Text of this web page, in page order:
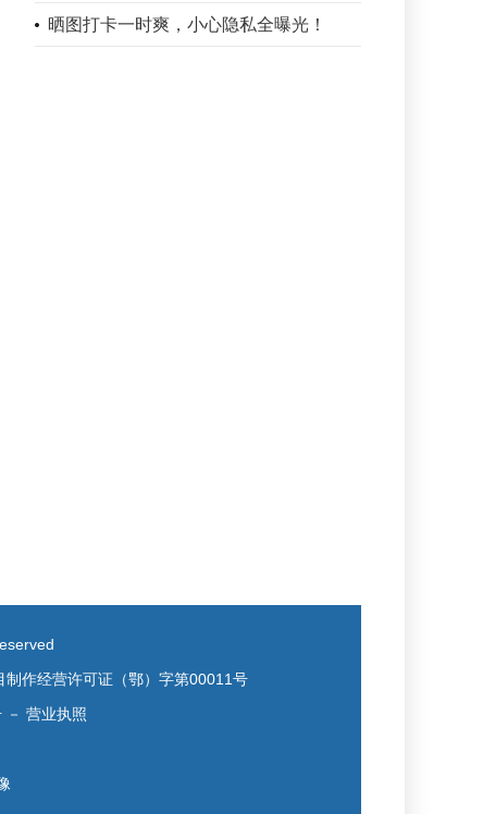
晒图打卡一时爽，小心隐私全曝光！
制作经营许可证（鄂）字第00011号
－ 营业执照